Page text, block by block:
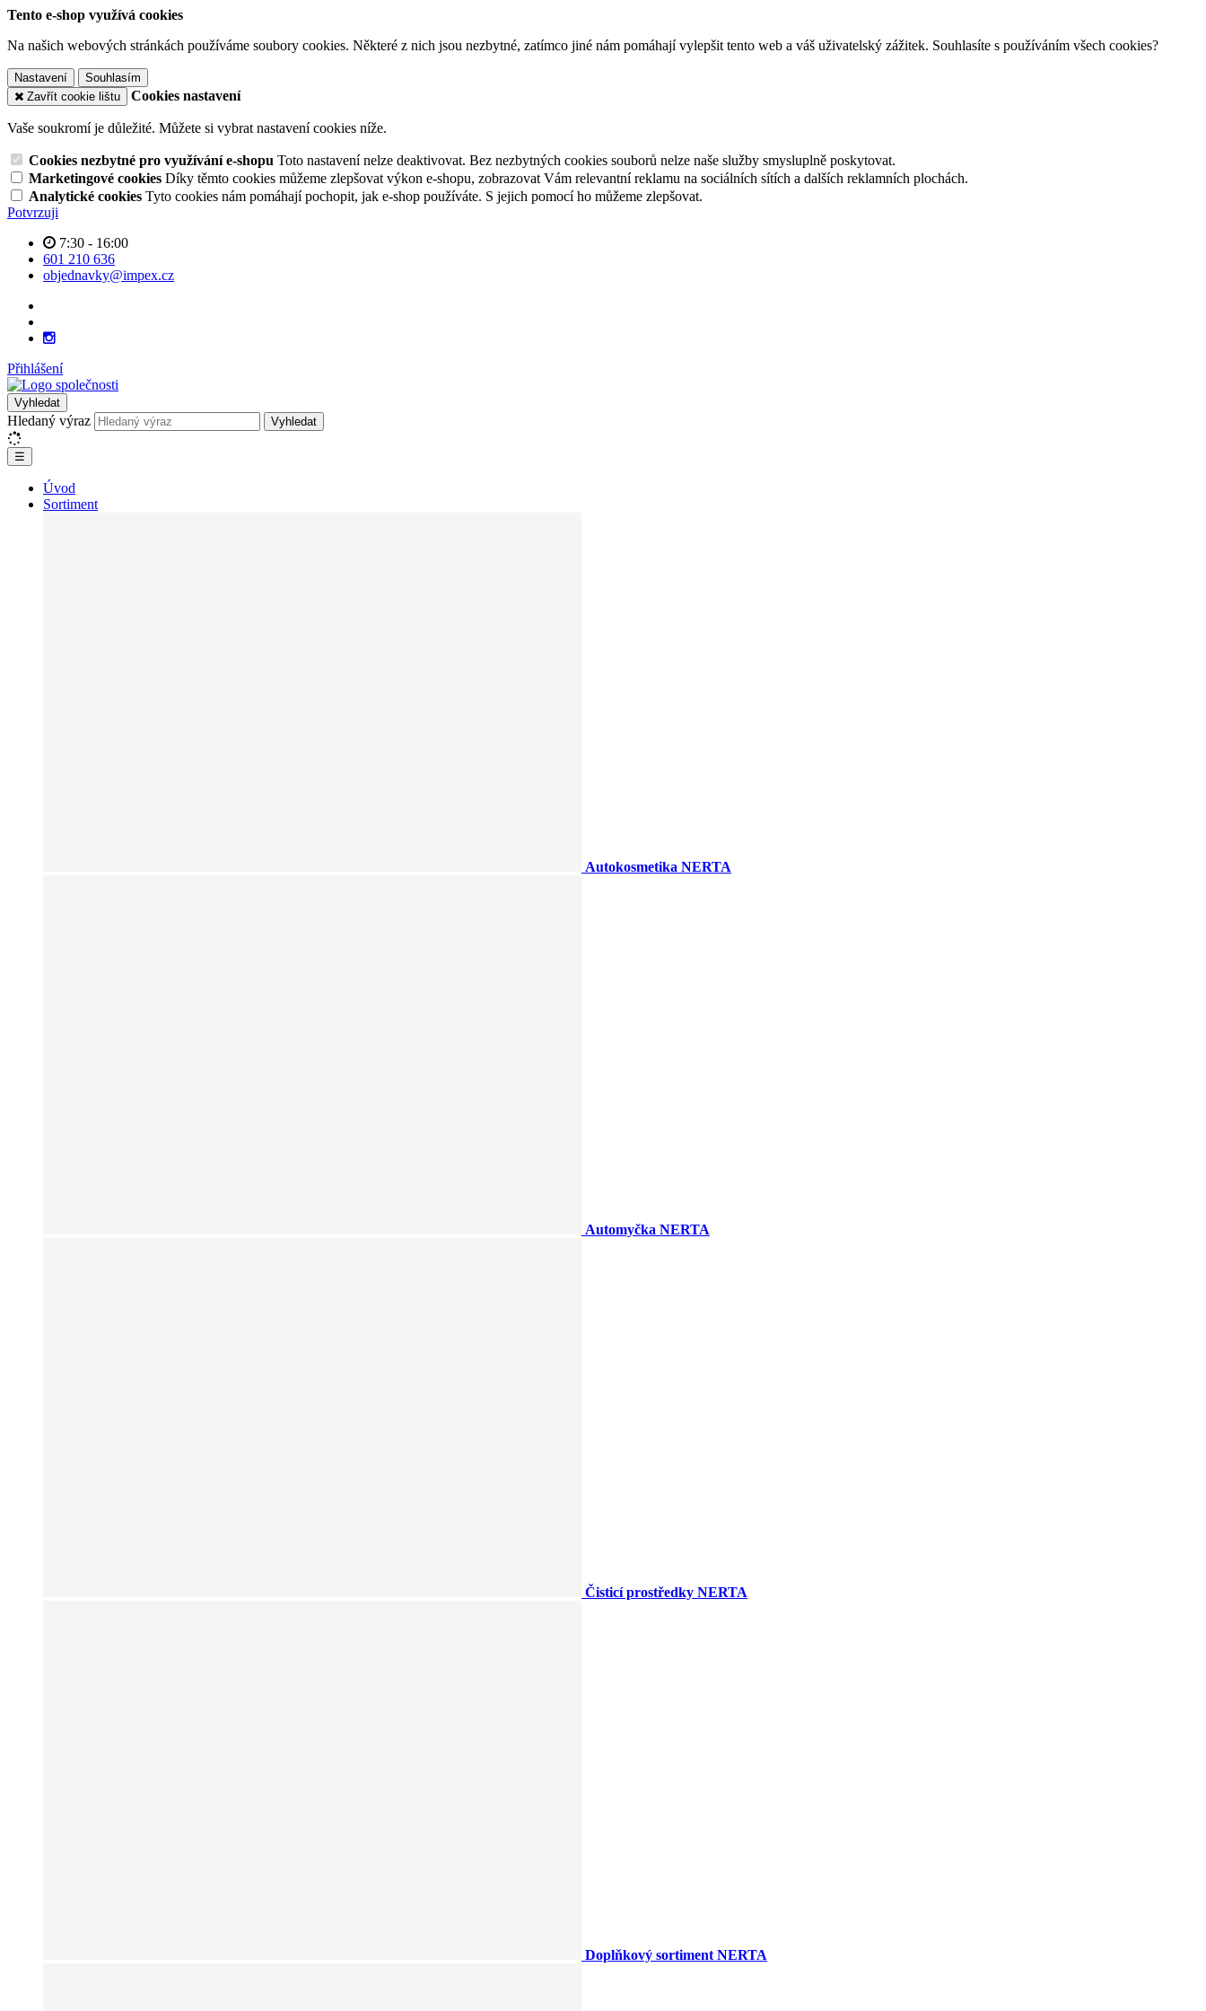
Tento e-shop využívá cookies
Na našich webových stránkách používáme soubory cookies. Některé z nich jsou nezbytné, zatímco jiné nám pomáhají vylepšit tento web a váš uživatelský zážitek. Souhlasíte s používáním všech cookies?
Nastavení
Souhlasím
Zavřít cookie lištu
Cookies nastavení
Vaše soukromí je důležité. Můžete si vybrat nastavení cookies níže.
Cookies nezbytné pro využívání e-shopu Toto nastavení nelze deaktivovat. Bez nezbytných cookies souborů nelze naše služby smysluplně poskytovat.
Marketingové cookies Díky těmto cookies můžeme zlepšovat výkon e-shopu, zobrazovat Vám relevantní reklamu na sociálních sítích a dalších reklamních plochách.
Analytické cookies Tyto cookies nám pomáhají pochopit, jak e-shop používáte. S jejich pomocí ho můžeme zlepšovat.
Potvrzuji
7:30 - 16:00
601 210 636
objednavky@impex.cz
Přihlášení
Vyhledat
Hledaný výraz Vyhledat
☰
Úvod
Sortiment
Autokosmetika NERTA
Automyčka NERTA
Čisticí prostředky NERTA
Doplňkový sortiment NERTA